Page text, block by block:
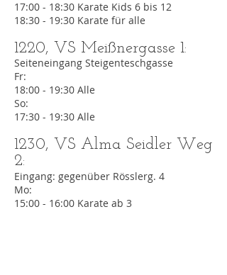
17:00 - 18:30 Karate Kids 6 bis 12
18:30 - 19:30 Karate für alle
1220, VS Meißnergasse 1:
Seiteneingang Steigenteschgasse
Fr:
18:00 - 19:30 Alle
So:
17:30 - 19:30 Alle
1230, VS Alma Seidler Weg
2:
Eingang: gegenüber Rösslerg. 4
Mo:
15:00 - 16:00 Karate ab 3